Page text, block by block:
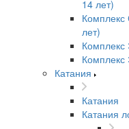
14 лет)
Комплекс
лет)
Комплекс
Комплекс
Катания
Катания
Катания